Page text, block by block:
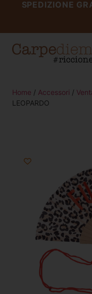
SPEDIZIONE
Home / Accessori /
LEOPARDO